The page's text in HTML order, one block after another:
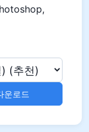
운로드